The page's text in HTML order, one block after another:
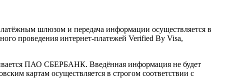
шлюзом и передача информации осуществляется в
проведения интернет-платежей Verified By Visa,
ПАО СБЕРБАНК. Введённая информация не будет
картам осуществляется в строгом соответствии с